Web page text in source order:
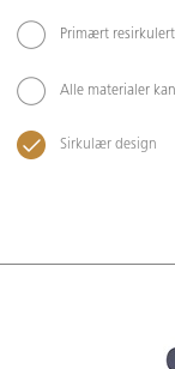
Primært
Alle materialer
Sirkulær design